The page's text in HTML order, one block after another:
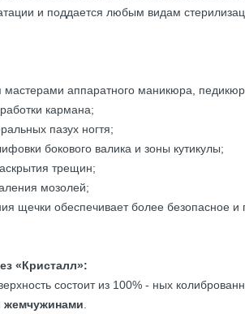
и поддается любым видам
мастерами аппаратного маникюра,
кармана;
пазух ногтя;
бокового валика и зоны кутикулы;
трещин;
мозолей;
щечки обеспечивает более безопасное
«Кристалл»:
состоит из 100% - ных
жемчужинами